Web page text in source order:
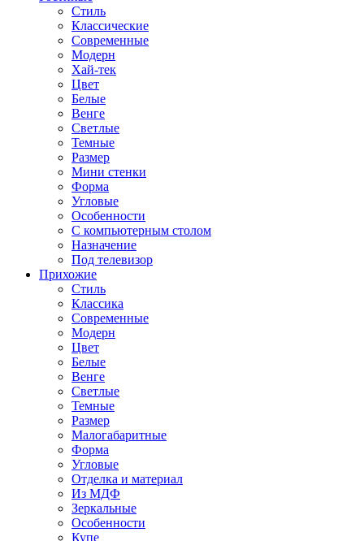
Стиль
Классические
Современные
Модерн
Хай-тек
Цвет
Белые
Венге
Светлые
Темные
Размер
Мини стенки
Форма
Угловые
Особенности
С компьютерным столом
Назначение
Под телевизор
Прихожие
Стиль
Классика
Современные
Модерн
Цвет
Белые
Венге
Светлые
Темные
Размер
Малогабаритные
Форма
Угловые
Отделка и материал
Из МДФ
Зеркальные
Особенности
Купе